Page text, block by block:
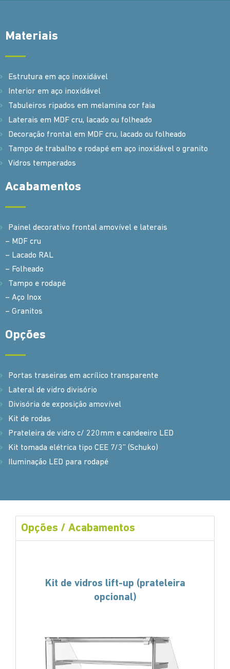
Materiais
Estrutura em aço inoxidável
Interior em aço inoxidável
Tabuleiros ripados em melamina cor faia
Laterais em MDF cru, lacado ou folheado
Decoração frontal em MDF cru, lacado ou folheado
Tampo de trabalho e rodapé em aço inoxidável o granito
Vidros temperados
Acabamentos
Painel decorativo frontal amovível e laterais
– MDF cru
– Lacado RAL
– Folheado
Tampo e rodapé
– Aço Inox
– Granitos
Opções
Portas traseiras em acrílico transparente
Lateral de vidro divisório
Divisória de exposição amovível
Kit de rodas
Prateleira de vidro c/ 220mm e candeeiro LED
Kit tomada elétrica tipo CEE 7/3’’ (Schuko)
Iluminação LED para rodapé
Opções / Acabamentos
Kit de vidros lift-up (prateleira
opcional)